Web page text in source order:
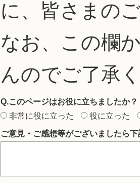
に、皆さまの
なお、この欄
んのでご了承
Q.このページはお役に立ちましたか？
非常に役に立った
役に立った
ご意見・ご感想等がございましたら